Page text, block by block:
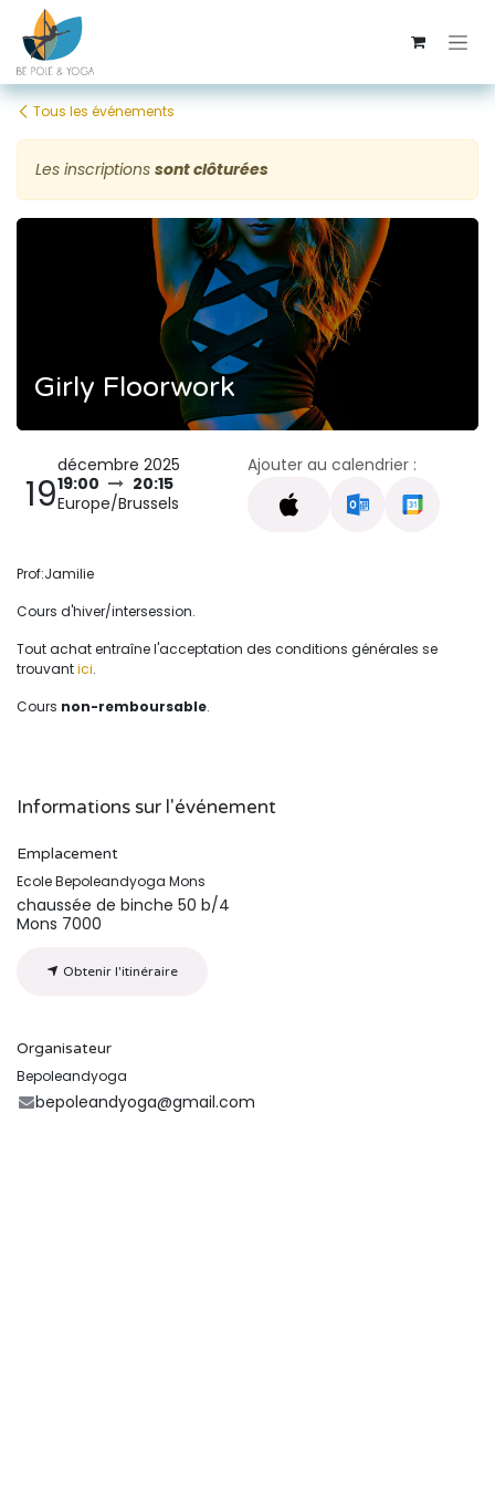
Se rendre au contenu
Tous les événements
Les inscriptions sont clôturées
Girly Floorwork
19
décembre 2025
19:00
20:15
Europe/Brussels
Ajouter au calendrier :
Prof:Jamilie
Cours d'hiver/intersession.
Tout achat entraîne l'acceptation des conditions générales se
trouvantici.
Cours non-remboursable.
Informations sur l'événement
Emplacement
Ecole Bepoleandyoga Mons
chaussée de binche 50 b/4
Mons 7000
Obtenir l'itinéraire
Organisateur
Bepoleandyoga
bepoleandyoga@gmail.com